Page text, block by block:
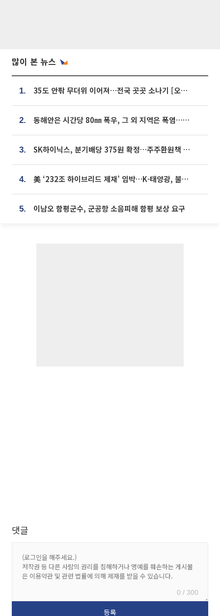
많이 본 뉴스
1. 35도 안팎 무더위 이어져…전국 곳곳 소나기 [오늘 날씨]
2. 동해안은 시간당 80㎜ 폭우, 그 외 지역은 폭염…‘극과 극 날씨’
3. SK하이닉스, 분기배당 375원 확정…주주환원책 9월로 앞당겨 발표
4. 美 ‘232조 하이브리드 제재’ 임박…K-태양광, 불확실성 털고 날개 다나
5. 이남오 함평군수, 군공항 소음피해 함평 보상 요구
댓글
0 / 300